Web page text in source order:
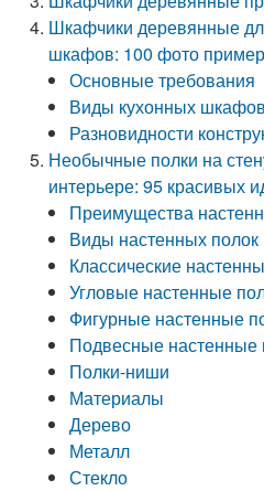
Шкафчики деревянные
шкафов: 100 фото
Основные требования
Виды кухонных шкафов
Разновидности
Необычные полки на
интерьере: 95 красивых
Преимущества
Виды настенных полок
Классические
Угловые настенные
Фигурные настенные
Подвесные настенные
Полки-ниши
Материалы
Дерево
Металл
Стекло